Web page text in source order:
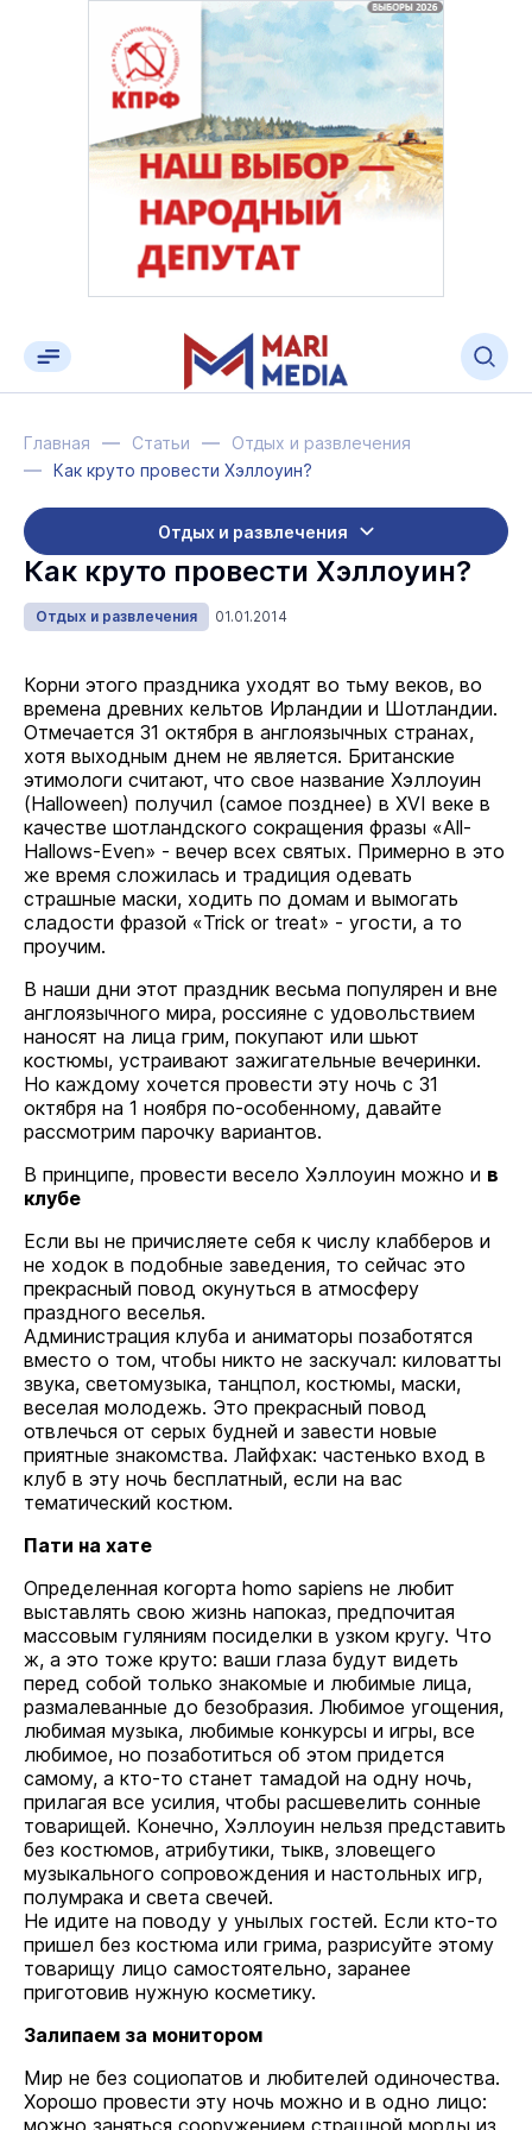
Главная Статьи
Отдых и развлечения
Как круто провести Хэллоуин?
Отдых и развлечения
Как круто провести Хэллоуин?
Отдых и развлечения 01.01.2014
Корни этого праздника уходят во тьму веков, во
времена древних кельтов Ирландии и Шотландии.
Отмечается 31 октября в англоязычных странах,
хотя выходным днем не является. Британские
этимологи считают, что свое название Хэллоуин
(Halloween) получил (самое позднее) в XVI веке в
качестве шотландского сокращения фразы «All-
Hallows-Even» - вечер всех святых. Примерно в это
же время сложилась и традиция одевать
страшные маски, ходить по домам и вымогать
сладости фразой «Trick or treat» - угости, а то
проучим.
В наши дни этот праздник весьма популярен и вне
англоязычного мира, россияне с удовольствием
наносят на лица грим, покупают или шьют
костюмы, устраивают зажигательные вечеринки.
Но каждому хочется провести эту ночь с 31
октября на 1 ноября по-особенному, давайте
рассмотрим парочку вариантов.
В принципе, провести весело Хэллоуин можно и в
клубе
Если вы не причисляете себя к числу клабберов и
не ходок в подобные заведения, то сейчас это
прекрасный повод окунуться в атмосферу
праздного веселья.
Администрация клуба и аниматоры позаботятся
вместо о том, чтобы никто не заскучал: киловатты
звука, светомузыка, танцпол, костюмы, маски,
веселая молодежь. Это прекрасный повод
отвлечься от серых будней и завести новые
приятные знакомства. Лайфхак: частенько вход в
клуб в эту ночь бесплатный, если на вас
тематический костюм.
Пати на хате
Определенная когорта homo sapiens не любит
выставлять свою жизнь напоказ, предпочитая
массовым гуляниям посиделки в узком кругу. Что
ж, а это тоже круто: ваши глаза будут видеть
перед собой только знакомые и любимые лица,
размалеванные до безобразия. Любимое угощения,
любимая музыка, любимые конкурсы и игры, все
любимое, но позаботиться об этом придется
самому, а кто-то станет тамадой на одну ночь,
прилагая все усилия, чтобы расшевелить сонные
товарищей. Конечно, Хэллоуин нельзя представить
без костюмов, атрибутики, тыкв, зловещего
музыкального сопровождения и настольных игр,
полумрака и света свечей.
Не идите на поводу у унылых гостей. Если кто-то
пришел без костюма или грима, разрисуйте этому
товарищу лицо самостоятельно, заранее
приготовив нужную косметику.
Залипаем за монитором
Мир не без социопатов и любителей одиночества.
Хорошо провести эту ночь можно и в одно лицо:
можно заняться сооружением страшной морды из